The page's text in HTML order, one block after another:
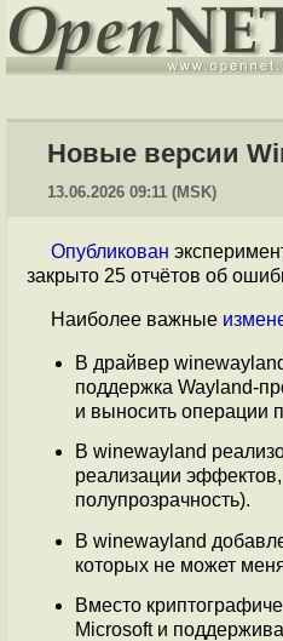
Новые версии
13.06.2026 09:11 (MSK)
Опубликован
закрыто 25 отчётов об
Наиболее важные
В драйвер
поддержка Wayland-
и выносить операции
В winewayland
реализации
полупрозрачность).
В winewayland
которых не может
Вместо
Microsoft и